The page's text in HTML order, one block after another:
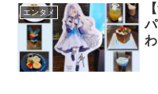
エンタメ